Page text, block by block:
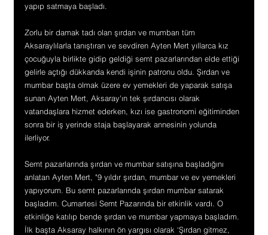
yapıp satmaya başladı.
Zorlu bir damak tadı olan şırdan ve mumbarı tüm
Aksaraylılarla tanıştıran ve sevdiren Ayten Mert yıllarca kız
çocuğuyla birlikte gidip geldiği semt pazarlarından elde ettiği
gelirle açtığı dükkanda kendi işinin patronu oldu. Şırdan ve
mumbar başta olmak üzere ev yemekleri de yaparak satışa
sunan Ayten Mert, Aksaray'ın tek şırdancısı olarak
vatandaşlara hizmet ederken, kızı ise gastronomi eğitiminden
sonra bir iş yerinde staja başlayarak annesinin yolunda
ilerliyor.
Semt pazarlarında şırdan ve mumbar satışına başladığını
anlatan Ayten Mert, "9 yıldır şırdan, mumbar ve ev yemekleri
yapıyorum. Bu semt pazarlarında şırdan mumbar satarak
başladım. Cumartesi Semt Pazarında bir etkinlik vardı. O
etkinliğe katılıp bende şırdan ve mumbar yapmaya başladım.
İlk başta Aksaray halkının ön yargısı olarak ‘Şırdan gitmez,